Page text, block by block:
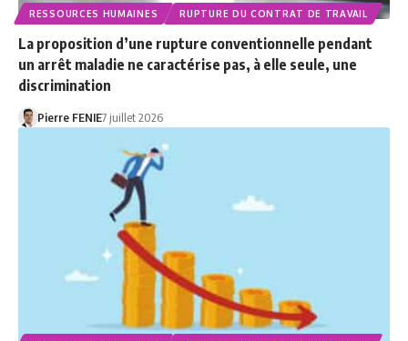
RESSOURCES HUMAINES RUPTURE DU CONTRAT DE TRAVAIL
La proposition d’une rupture conventionnelle pendant
un arrêt maladie ne caractérise pas, à elle seule, une
discrimination
Pierre FENIE7 juillet 2026